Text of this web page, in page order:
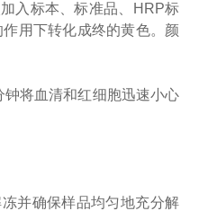
入标本、标准品、HRP标
用下转化成终的黄色。颜
将血清和红细胞迅速小心
并确保样品均匀地充分解